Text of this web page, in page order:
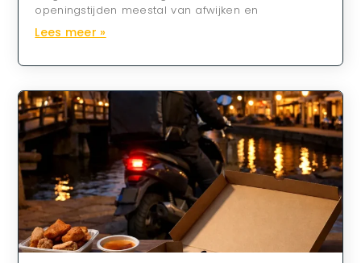
openingstijden meestal van afwijken en
Lees meer »